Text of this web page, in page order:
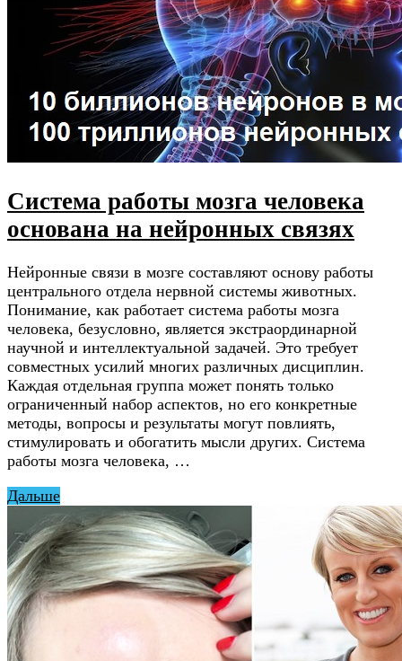
Система работы мозга человека
основана на нейронных связях
Нейронные связи в мозге составляют основу работы
центрального отдела нервной системы животных.
Понимание, как работает система работы мозга
человека, безусловно, является экстраординарной
научной и интеллектуальной задачей. Это требует
совместных усилий многих различных дисциплин.
Каждая отдельная группа может понять только
ограниченный набор аспектов, но его конкретные
методы, вопросы и результаты могут повлиять,
стимулировать и обогатить мысли других. Система
работы мозга человека, …
Дальше